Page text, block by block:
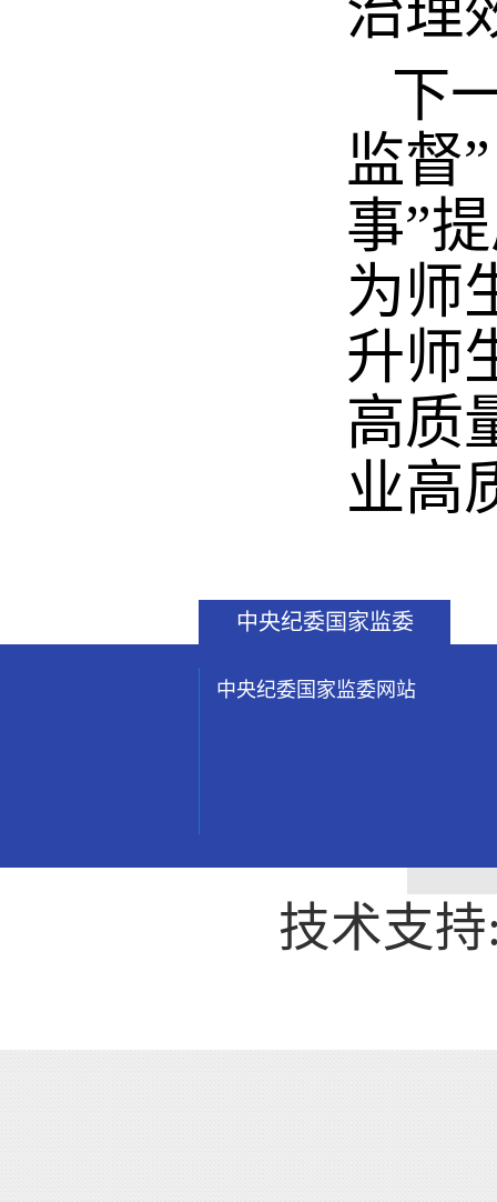
治理
下
监督
事”
为师
升师
高质
业高
中央纪委国家监委
中央纪委国家监委网站
技术支